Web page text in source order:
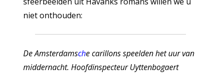
niet onthouden:
De Amsterdamsche carillons speelden het uur van
middernacht. Hoofdinspecteur Uyttenbogaert